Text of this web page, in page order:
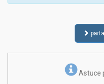
Astuce